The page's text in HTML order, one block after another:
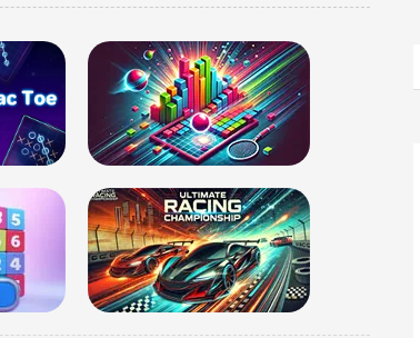
मेष | Aries
मेष- आज आपका दिन उत्साह से भरा रहेगा।
नए काम शुरू करने के लिए अच्छा समय है।
परिवार के साथ समय बिताना सुखद रहेगा।